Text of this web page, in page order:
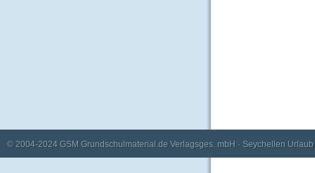
© 2004-2024 GSM Grundschulmaterial.de Verlagsges. mbH · Seychellen Urlaub